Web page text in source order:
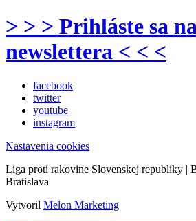
> > > Prihláste sa
newslettera < < <
facebook
twitter
youtube
instagram
Nastavenia cookies
Liga proti rakovine Slovenskej republiky |
Bratislava
Vytvoril Melon Marketing